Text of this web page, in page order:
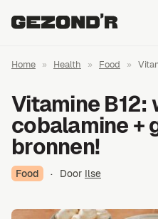
Home » Health » Food »
Vitamine B12:
cobalamine +
bronnen!
Food · Door Ilse